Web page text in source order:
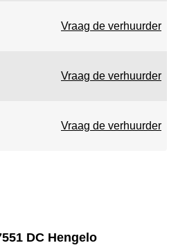
Vraag de verhuurder
Vraag de verhuurder
Vraag de verhuurder
DC Hengelo